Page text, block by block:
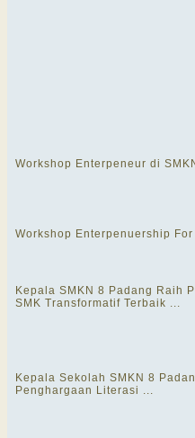
Workshop Enterpeneur di
Workshop Enterpenuership
Kepala SMKN 8 Padang Raih
SMK Transformatif Terbaik ...
Kepala Sekolah SMKN 8
Penghargaan Literasi ...